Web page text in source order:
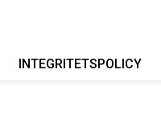
INTEGRITETSPOLICY